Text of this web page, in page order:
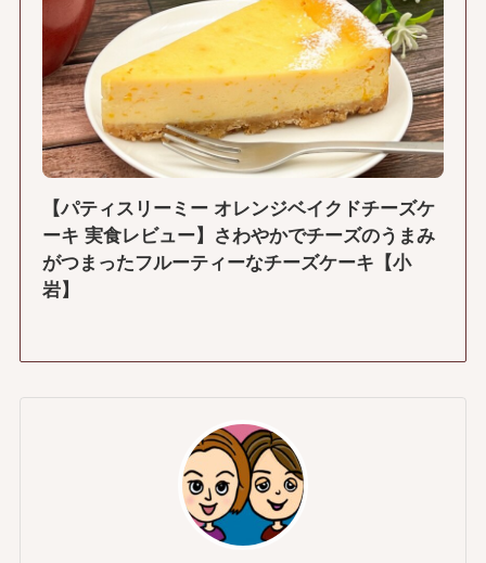
【パティスリーミー オレンジベイクドチーズケ
ーキ 実食レビュー】さわやかでチーズのうまみ
がつまったフルーティーなチーズケーキ【小
岩】